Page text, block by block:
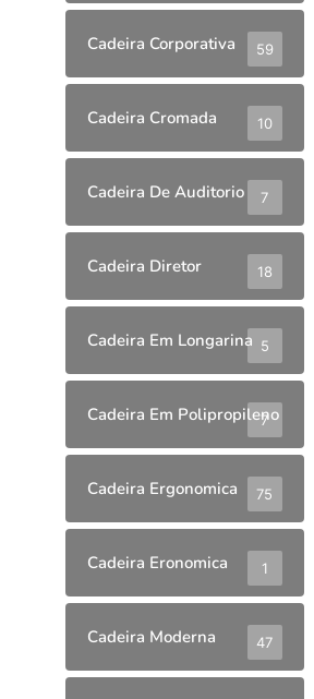
Cadeira Corporativa 59
Cadeira Cromada 10
Cadeira De Auditorio 7
Cadeira Diretor 18
Cadeira Em Longarina 5
Cadeira Em Polipropileno
7
Cadeira Ergonomica 75
Cadeira Eronomica 1
Cadeira Moderna 47